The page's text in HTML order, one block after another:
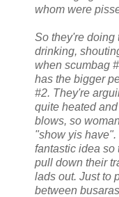
whom were
So they're doing
drinking,
when scumbag
has the bigger
#2. They're
quite heated
blows, so
"show yis
fantastic idea so
pull down their
lads out. Just to
between